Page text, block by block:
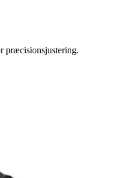
præcisionsjustering.